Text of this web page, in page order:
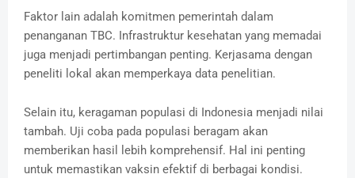
Faktor lain adalah komitmen pemerintah dalam
penanganan TBC. Infrastruktur kesehatan yang memadai
juga menjadi pertimbangan penting. Kerjasama dengan
peneliti lokal akan memperkaya data penelitian.
Selain itu, keragaman populasi di Indonesia menjadi nilai
tambah. Uji coba pada populasi beragam akan
memberikan hasil lebih komprehensif. Hal ini penting
untuk memastikan vaksin efektif di berbagai kondisi.